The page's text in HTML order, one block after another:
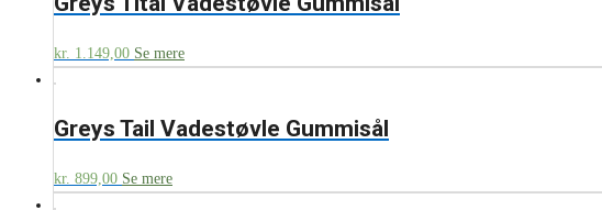
kr. 1.149,00 Se mere
Greys Tail Vadestøvle Gummisål
kr. 899,00 Se mere